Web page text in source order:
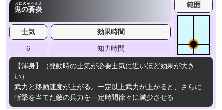
鬼の蒼炎
おにのそうえん 範囲
士気 効果時間
6 知力時間
【渾身】（発動時の士気が必要士気に近いほど効果が大き
い）
武力と移動速度が上がる。一定以上武力が上がると、さらに
斬撃を当てた敵の兵力を一定時間徐々に減少させる